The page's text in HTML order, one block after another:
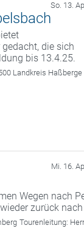
So. 13.
die sich
bis 13.4.25.
Landkreis Haßberge
Mi. 16.
Wegen nach
zurück
Tourenleitung: